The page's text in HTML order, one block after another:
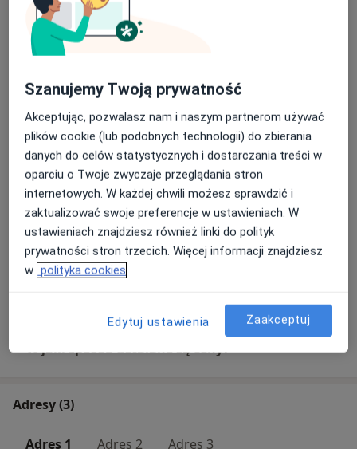
Konsultacja okulistyczna
Od 339 zł Szczegóły
Od 359 zł Szczegóły
Konsultacja okulistyczna + badanie dna oka
Od 339 zł Szczegóły
Konsultacja telefoniczna - Okulista
Od 189 zł Szczegóły
Konsultacja telefoniczna - Okulista Dzieci
Od 189 zł Szczegóły
W jaki sposób ustalane są ceny?
Adresy (3)
Adres 1 Adres 2 Adres 3
Szanujemy Twoją prywatność
Akceptując, pozwalasz nam i naszym partnerom używać
plików cookie (lub podobnych technologii) do zbierania
danych do celów statystycznych i dostarczania treści w
oparciu o Twoje zwyczaje przeglądania stron
internetowych. W każdej chwili możesz sprawdzić i
zaktualizować swoje preferencje w ustawieniach. W
ustawieniach znajdziesz również linki do polityk
prywatności stron trzecich. Więcej informacji znajdziesz
w polityka cookies
Edytuj ustawienia Zaakceptuj